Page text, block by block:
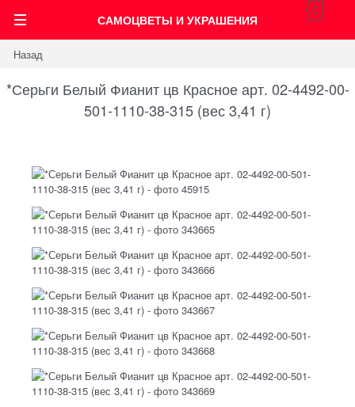
САМОЦВЕТЫ И УКРАШЕНИЯ
0
Назад
*Серьги Белый Фианит цв Красное арт. 02-4492-00-
501-1110-38-315 (вес 3,41 г)